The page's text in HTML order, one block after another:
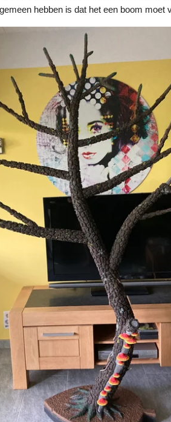
hebben is dat het een boom